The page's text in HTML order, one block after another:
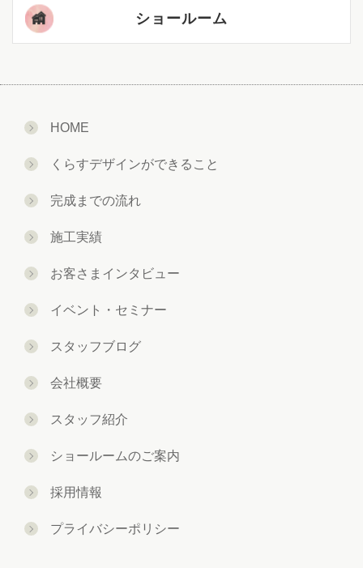
ショールーム
HOME
くらすデザインができること
完成までの流れ
施工実績
お客さまインタビュー
イベント・セミナー
スタッフブログ
会社概要
スタッフ紹介
ショールームのご案内
採用情報
プライバシーポリシー